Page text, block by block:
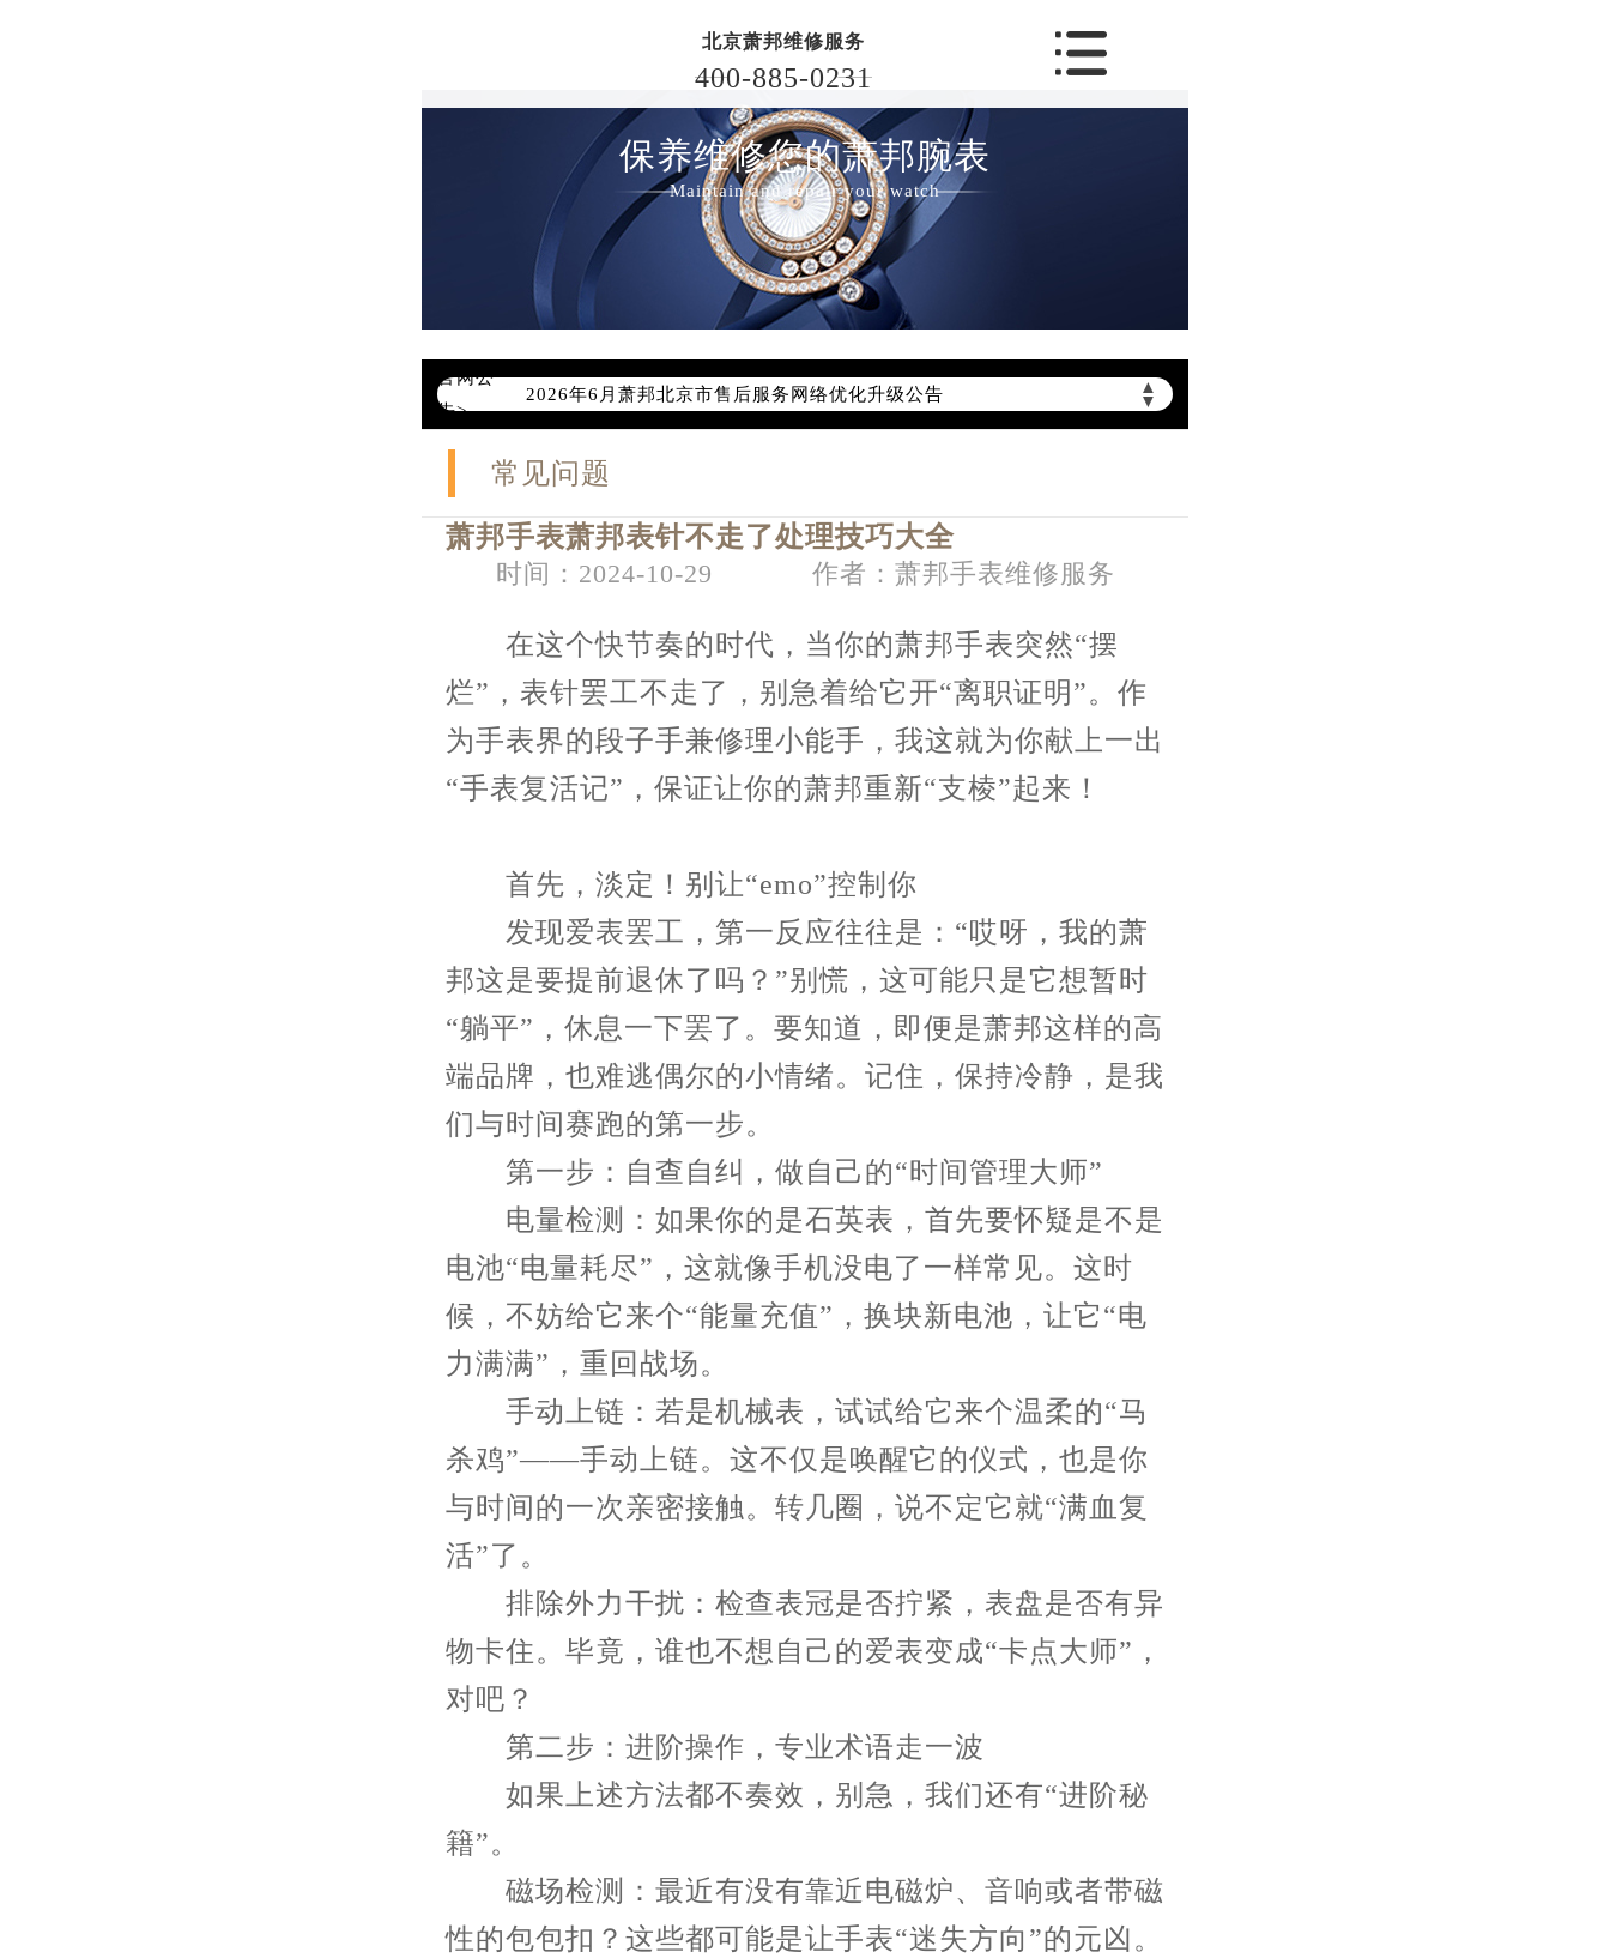
北京萧邦维修服务
400-885-0231
保养维修您的萧邦腕表
Maintain and repair your watch
官网公
告>
▲
▼
2026年6月萧邦北京市售后服务网络优化升级公告
2026年6月北京市萧邦官方售后客户服务热线：400-885-0231
2026年6月萧邦售后服务中心最新网点地址：
节假日正常营业！
常见问题
萧邦手表萧邦表针不走了处理技巧大全
时间：2024-10-29 作者：萧邦手表维修服务
在这个快节奏的时代，当你的萧邦手表突然“摆
烂”，表针罢工不走了，别急着给它开“离职证明”。作
为手表界的段子手兼修理小能手，我这就为你献上一出
“手表复活记”，保证让你的萧邦重新“支棱”起来！
首先，淡定！别让“emo”控制你
发现爱表罢工，第一反应往往是：“哎呀，我的萧
邦这是要提前退休了吗？”别慌，这可能只是它想暂时
“躺平”，休息一下罢了。要知道，即便是萧邦这样的高
端品牌，也难逃偶尔的小情绪。记住，保持冷静，是我
们与时间赛跑的第一步。
第一步：自查自纠，做自己的“时间管理大师”
电量检测：如果你的是石英表，首先要怀疑是不是
电池“电量耗尽”，这就像手机没电了一样常见。这时
候，不妨给它来个“能量充值”，换块新电池，让它“电
力满满”，重回战场。
手动上链：若是机械表，试试给它来个温柔的“马
杀鸡”——手动上链。这不仅是唤醒它的仪式，也是你
与时间的一次亲密接触。转几圈，说不定它就“满血复
活”了。
排除外力干扰：检查表冠是否拧紧，表盘是否有异
物卡住。毕竟，谁也不想自己的爱表变成“卡点大师”，
对吧？
第二步：进阶操作，专业术语走一波
如果上述方法都不奏效，别急，我们还有“进阶秘
籍”。
磁场检测：最近有没有靠近电磁炉、音响或者带磁
性的包包扣？这些都可能是让手表“迷失方向”的元凶。